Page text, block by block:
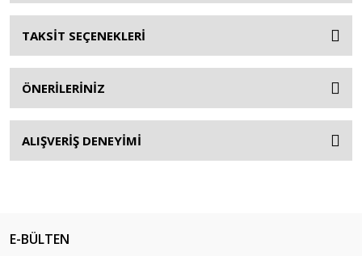
TAKSİT SEÇENEKLERİ
ÖNERİLERİNİZ
ALIŞVERİŞ DENEYİMİ
E-BÜLTEN